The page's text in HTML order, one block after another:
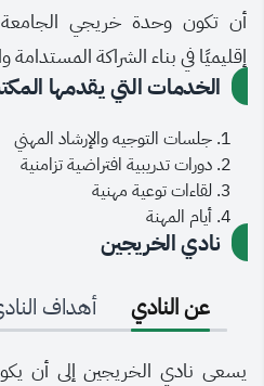
أن تكون وحدة خريجي الجامعة
إقليميًا في بناء الشراكة
الخدمات التي يقدمها
جلسات التوجيه والإرشاد المهني
دورات تدريبية افتراضية تزامنية
لقاءات توعية مهنية
أيام المهنة
نادي الخريجين
عن النادي
أهداف
​يسعى نادي الخريجين إلى أن